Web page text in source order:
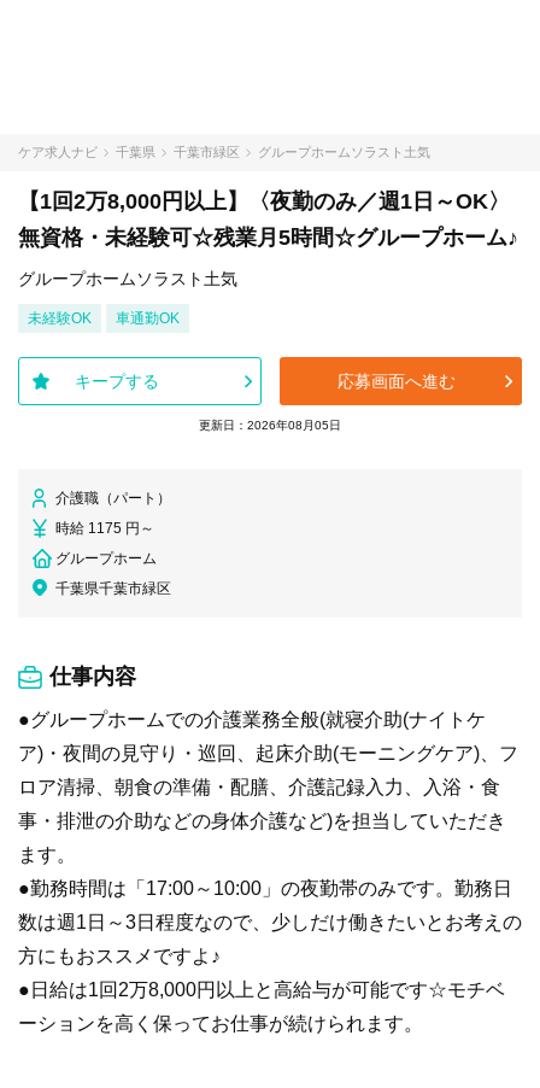
ケア求人ナビ 千葉県 千葉市緑区 グループホームソラスト土気
【1回2万8,000円以上】〈夜勤のみ／週1日～OK〉
無資格・未経験可☆残業月5時間☆グループホーム♪
グループホームソラスト土気
未経験OK 車通勤OK
キープする 応募画面へ進む
更新日：2026年08月05日
介護職（パート）
時給 1175 円～
グループホーム
千葉県千葉市緑区
仕事内容
●グループホームでの介護業務全般(就寝介助(ナイトケ
ア)・夜間の見守り・巡回、起床介助(モーニングケア)、フ
ロア清掃、朝食の準備・配膳、介護記録入力、入浴・食
事・排泄の介助などの身体介護など)を担当していただき
ます。
●勤務時間は「17:00～10:00」の夜勤帯のみです。勤務日
数は週1日～3日程度なので、少しだけ働きたいとお考えの
方にもおススメですよ♪
●日給は1回2万8,000円以上と高給与が可能です☆モチベ
ーションを高く保ってお仕事が続けられます。